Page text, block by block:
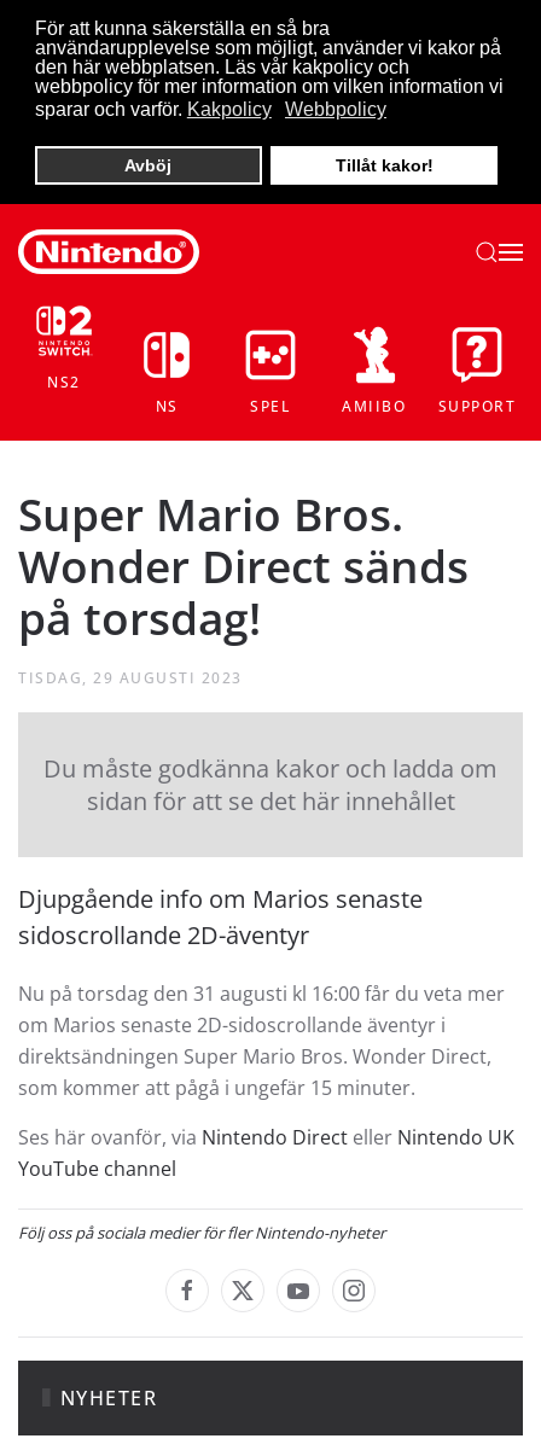
För att kunna säkerställa en så bra
användarupplevelse som möjligt, använder vi kakor på
den här webbplatsen. Läs vår kakpolicy och
webbpolicy för mer information om vilken information vi
sparar och varför. Kakpolicy Webbpolicy
Avböj Tillåt kakor!
Skip to main content
NS2
NS
SPEL AMIIBO SUPPORT
Super Mario Bros.
Wonder Direct sänds
på torsdag!
TISDAG, 29 AUGUSTI 2023
Du måste godkänna kakor och ladda om
sidan för att se det här innehållet
Djupgående info om Marios senaste
sidoscrollande 2D-äventyr
Nu på torsdag den 31 augusti kl 16:00 får du veta mer
om Marios senaste 2D-sidoscrollande äventyr i
direktsändningen Super Mario Bros. Wonder Direct,
som kommer att pågå i ungefär 15 minuter.
Ses här ovanför, via Nintendo Direct eller Nintendo UK
YouTube channel
Följ oss på sociala medier för fler Nintendo-nyheter
NYHETER